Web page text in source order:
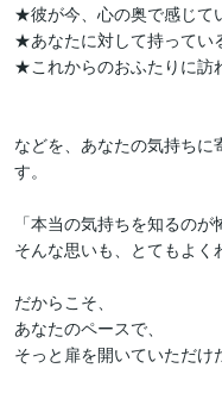
★彼が今、心の奥で感じて
★あなたに対して持ってい
★これからのおふたりに訪
などを、あなたの気持ちに
す。
「本当の気持ちを知るのが
そんな思いも、とてもよく
だからこそ、
あなたのペースで、
そっと扉を開いていただけ